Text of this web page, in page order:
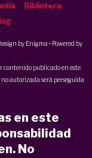
Biblioteca
by Enigma • Powered by
contenido publicado en este
autorizada será perseguida
en este
No